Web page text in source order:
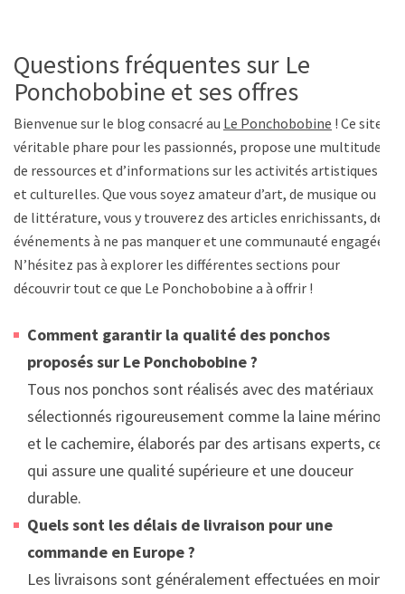
Questions fréquentes sur Le
Ponchobobine et ses offres
Bienvenue sur le blog consacré au Le Ponchobobine ! Ce site,
véritable phare pour les passionnés, propose une multitude
de ressources et d’informations sur les activités artistiques
et culturelles. Que vous soyez amateur d’art, de musique ou
de littérature, vous y trouverez des articles enrichissants, des
événements à ne pas manquer et une communauté engagée.
N’hésitez pas à explorer les différentes sections pour
découvrir tout ce que Le Ponchobobine a à offrir !
Comment garantir la qualité des ponchos
proposés sur Le Ponchobobine ?
Tous nos ponchos sont réalisés avec des matériaux
sélectionnés rigoureusement comme la laine mérinos
et le cachemire, élaborés par des artisans experts, ce
qui assure une qualité supérieure et une douceur
durable.
Quels sont les délais de livraison pour une
commande en Europe ?
Les livraisons sont généralement effectuées en moins